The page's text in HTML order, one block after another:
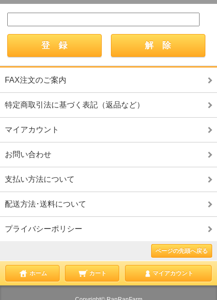
FAX注文のご案内
特定商取引法に基づく表記（返品など）
マイアカウント
お問い合わせ
支払い方法について
配送方法･送料について
プライバシーポリシー
ページの先頭へ戻る
ホーム カート マイアカウント